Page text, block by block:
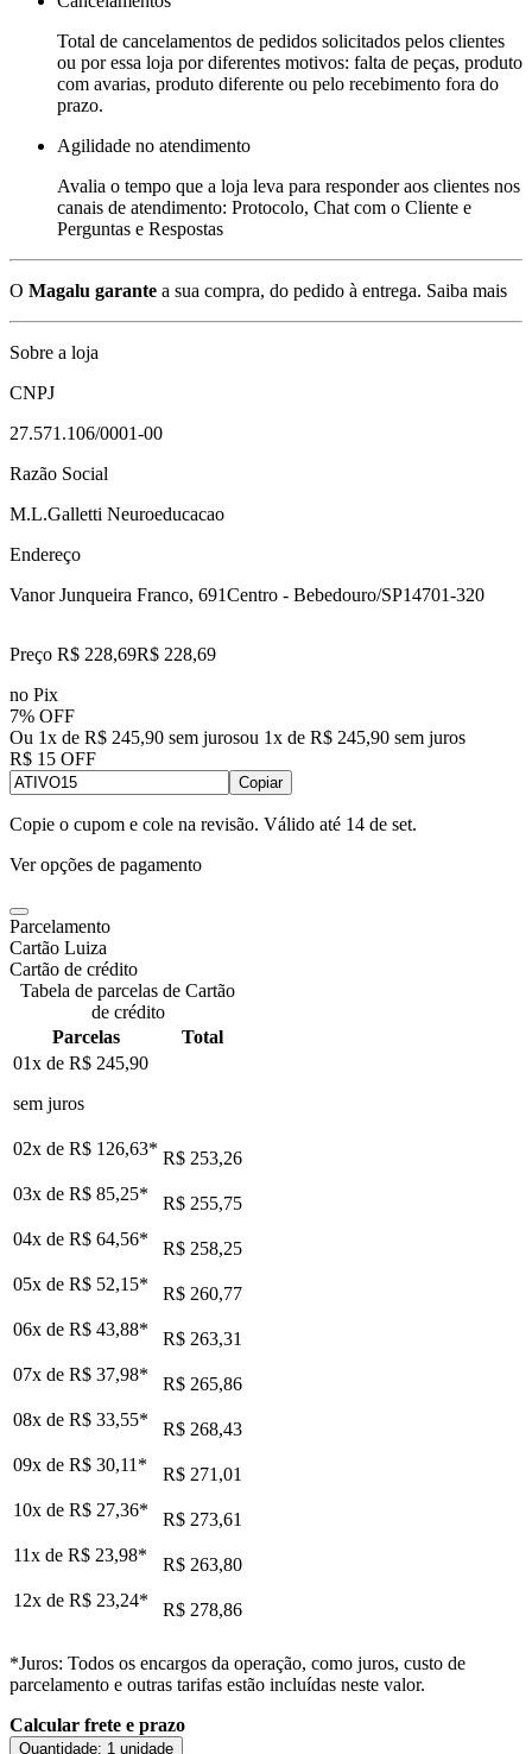
Total de cancelamentos de pedidos solicitados pelos clientes
ou por essa loja por diferentes motivos: falta de peças, produto
com avarias, produto diferente ou pelo recebimento fora do
prazo.
Agilidade no atendimento
Avalia o tempo que a loja leva para responder aos clientes nos
canais de atendimento: Protocolo, Chat com o Cliente e
Perguntas e Respostas
O Magalu garante a sua compra, do pedido à entrega. Saiba mais
Sobre a loja
CNPJ
27.571.106/0001-00
Razão Social
M.L.Galletti Neuroeducacao
Endereço
Vanor Junqueira Franco, 691Centro - Bebedouro/SP14701-320
Preço R$ 228,69R$ 228,69
no Pix
7% OFF
Ou 1x de R$ 245,90 sem jurosou 1x de R$ 245,90 sem juros
R$ 15 OFF
Copiar
Copie o cupom e cole na revisão. Válido até 14 de set.
Ver opções de pagamento
Parcelamento
Cartão Luiza
Cartão de crédito
Tabela de parcelas de Cartão
de crédito
Parcelas
Total
01x de R$ 245,90
sem juros
02x de R$ 126,63* R$ 253,26
03x de R$ 85,25*
R$ 255,75
04x de R$ 64,56*
R$ 258,25
05x de R$ 52,15*
R$ 260,77
06x de R$ 43,88*
R$ 263,31
07x de R$ 37,98*
R$ 265,86
08x de R$ 33,55*
R$ 268,43
09x de R$ 30,11 *
R$ 271,01
10x de R$ 27,36*
R$ 273,61
11x de R$ 23,98*
R$ 263,80
12x de R$ 23,24* R$ 278,86
*Juros: Todos os encargos da operação, como juros, custo de
parcelamento e outras tarifas estão incluídas neste valor.
Calcular frete e prazo
Quantidade: 1 unidade